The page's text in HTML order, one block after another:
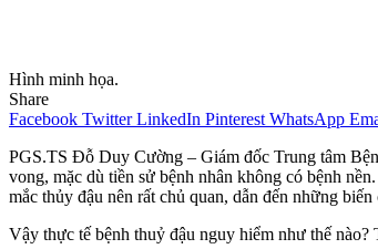
Hình minh họa.
Share
Facebook Twitter LinkedIn Pinterest WhatsApp
PGS.TS Đỗ Duy Cường – Giám đốc Trung tâm
vong, mặc dù tiền sử bệnh nhân không có bệnh
mắc thủy đậu nên rất chủ quan, dẫn đến những
Vậy thực tế bệnh thuỷ đậu nguy hiểm như thế